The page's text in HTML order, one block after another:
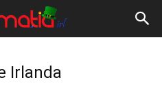
Irlanda